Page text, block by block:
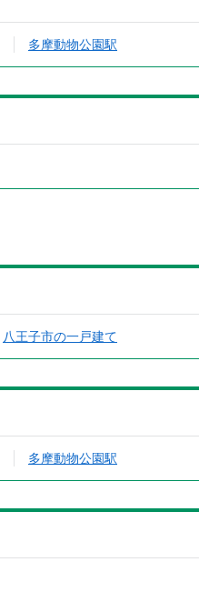
多摩動物公園駅
八王子市の一戸建て
多摩動物公園駅